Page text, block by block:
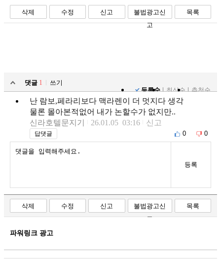
삭제 수정 신고
불법광고신
고
목록
댓글 1
쓰기
등록순
최신순 추천순
난 람보,페라리보다 맥라렌이 더 멋지다 생각
물론 몰아본적없어 내가 논할수가 없지만..
신라호텔문지기
26.01.05 03:16 신고
답댓글 0 0
등록
삭제 수정 신고
불법광고신
고
목록
파워링크 광고